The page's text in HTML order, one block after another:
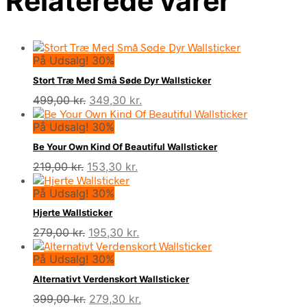
På Udsalg! 30%
Stort Træ Med Små Søde Dyr Wallsticker
499,00kr. Den
oprindelige
pris
var:
499,00 kr..
349,30 kr.
aktuelle
er:
349,30 kr..
På Udsalg! 30%
Be Your Own Kind Of Beautiful Wallsticker
219,00kr. Den
oprindelige
pris
var:
219,00 kr..
153,30 kr.
På Udsalg! 30%
Hjerte Wallsticker
279,00kr. Den
oprindelige
pris
var:
279,00 kr..
195,30 kr.
aktuelle
er:
195,30 kr..
På Udsalg! 30%
Alternativt Verdenskort Wallsticker
399,00kr. Den
279,30 kr.